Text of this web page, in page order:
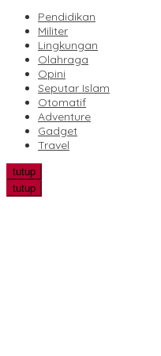
Pendidikan
Militer
Lingkungan
Olahraga
Opini
Seputar Islam
Otomatif
Adventure
Gadget
Travel
tutup
tutup